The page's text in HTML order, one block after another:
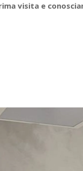
visita e